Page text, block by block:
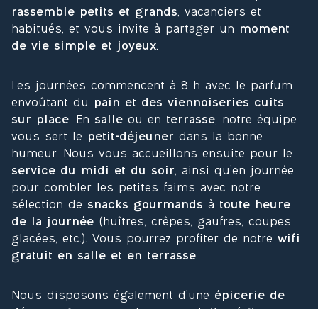
rassemble petits et grands , vacanciers et
habitués, et vous invite à partager un moment
de vie simple et joyeux .
Les journées commencent à 8 h avec le parfum
envoûtant du pain et des viennoiseries cuits
sur place. En salle ou en terrasse, notre équipe
vous sert le petit-déjeuner dans la bonne
humeur. Nous vous accueillons ensuite pour le
service du midi et du soir , ainsi qu’en journée
pour combler les petites faims avec notre
sélection de snacks gourmands à toute heure
de la journée (huîtres, crêpes, gaufres, coupes
glacées, etc.). Vous pourrez profiter de notre wifi
gratuit en salle et en terrasse.
Nous disposons également d’une épicerie de